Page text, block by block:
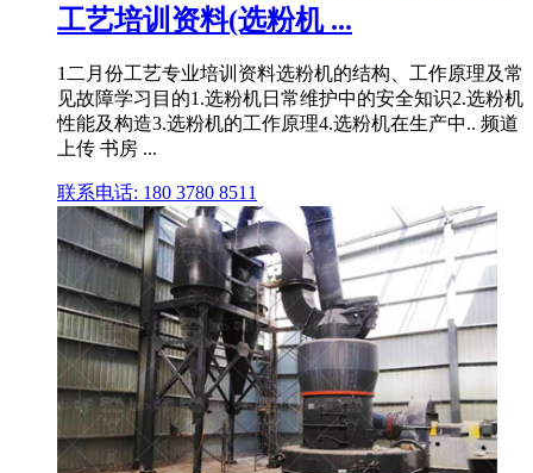
工艺培训资料(选粉机 ...
1二月份工艺专业培训资料选粉机的结构、工作原理及常
见故障学习目的1.选粉机日常维护中的安全知识2.选粉机
性能及构造3.选粉机的工作原理4.选粉机在生产中.. 频道
上传 书房 ...
联系电话: 180 3780 8511